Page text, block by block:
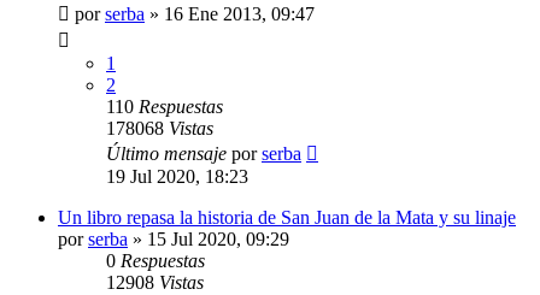
porserba » 16 Ene 2013, 09:47
1
2
110 Respuestas
178068 Vistas
Último mensaje porserba
19 Jul 2020, 18:23
Un libro repasa la historia de San Juan de la Mata y su linaje
porserba » 15 Jul 2020, 09:29
0 Respuestas
12908 Vistas